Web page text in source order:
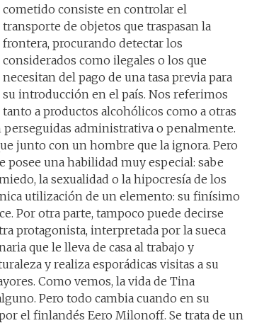
cometido consiste en controlar el
transporte de objetos que traspasan la
frontera, procurando detectar los
considerados como ilegales o los que
necesitan del pago de una tasa previa para
su introducción en el país. Nos referimos
tanto a productos alcohólicos como a otras
administrativa o penalmente.
junto con un hombre que la ignora. Pero
una habilidad muy especial: sabe
la sexualidad o la hipocresía de los
utilización de un elemento: su finísimo
Por otra parte, tampoco puede decirse
protagonista, interpretada por la sueca
que le lleva de casa al trabajo y
y realiza esporádicas visitas a su
Como vemos, la vida de Tina
Pero todo cambia cuando en su
el finlandés Eero Milonoff. Se trata de un